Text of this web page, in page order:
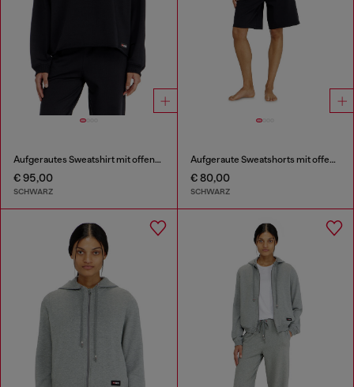
Aufgerautes Sweatshirt mit offener Kante
€ 95,00
SCHWARZ
Aufgeraute Sweatshorts mit offenen Säumen
€ 80,00
SCHWARZ